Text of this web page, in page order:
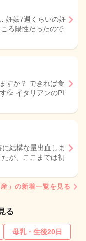
妊娠7週くらいの妊
ろ陽性だったので
すか？ できれば食
💦 イタリアンのPI
結構な量出血しま
が、ここまでは初
産」の新着一覧を見る
る
母乳・生後20日